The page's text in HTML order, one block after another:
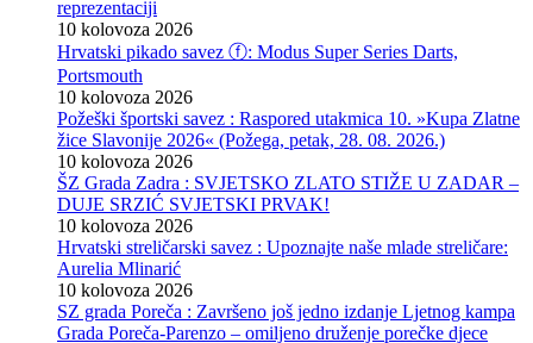
reprezentaciji
10 kolovoza 2026
Hrvatski pikado savez ⓕ: Modus Super Series Darts,
Portsmouth
10 kolovoza 2026
Požeški športski savez : Raspored utakmica 10. »Kupa Zlatne
žice Slavonije 2026« (Požega, petak, 28. 08. 2026.)
10 kolovoza 2026
ŠZ Grada Zadra : SVJETSKO ZLATO STIŽE U ZADAR –
DUJE SRZIĆ SVJETSKI PRVAK!
10 kolovoza 2026
Hrvatski streličarski savez : Upoznajte naše mlade streličare:
Aurelia Mlinarić
10 kolovoza 2026
SZ grada Poreča : Završeno još jedno izdanje Ljetnog kampa
Grada Poreča-Parenzo – omiljeno druženje porečke djece